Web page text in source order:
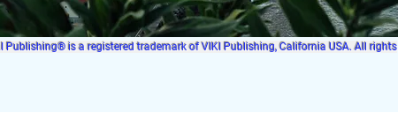
is a registered trademark of VIKI Publishing, California USA. All rights